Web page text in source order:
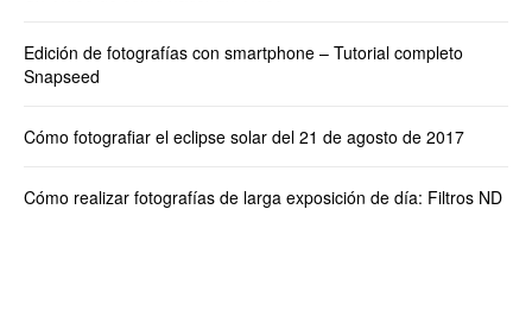
Edición de fotografías con smartphone – Tutorial completo
Snapseed
Cómo fotografiar el eclipse solar del 21 de agosto de 2017
Cómo realizar fotografías de larga exposición de día: Filtros ND